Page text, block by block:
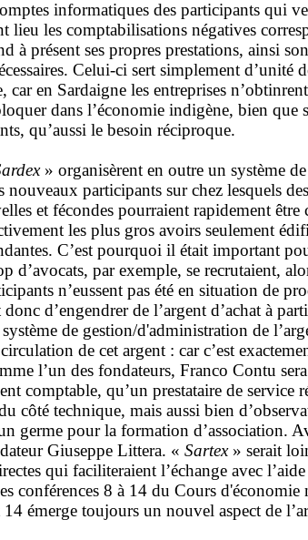
informatiques des participants qui
lieu les comptabilisations négatives
à présent ses propres prestations, ainsi
Celui-ci sert simplement d’unité
car en Sardaigne les entreprises
dans l’économie indigène, bien
qu’aussi le besoin réciproque.
» organisèrent en outre un système
nouveaux participants sur chez lesquels
et fécondes pourraient rapidement
les plus gros avoirs seulement
C’est pourquoi il était important
d’avocats, par exemple, se recrutaient,
n’eussent pas été en situation de
d’engendrer de l’argent d’achat à
de gestion/d'administration de
de cet argent : car c’est
l’un des fondateurs, Franco Contu
comptable, qu’un prestataire de
côté technique, mais aussi bien
germe pour la formation d’association.
Giuseppe Littera. « Sartex» serait
qui faciliteraient l’échange avec
conférences 8 à 14 du Cours
émerge toujours un nouvel aspect de